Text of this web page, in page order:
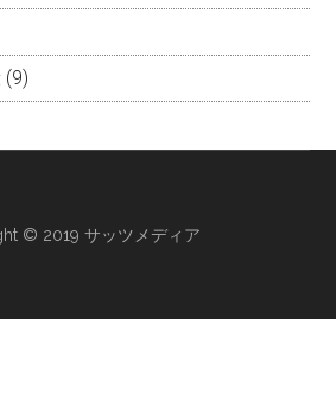
(9)
© 2019 サッツメディア